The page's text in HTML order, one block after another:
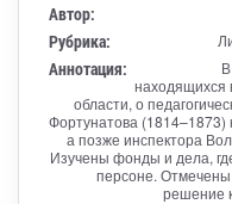
Автор:
Рубрика:
Аннотация:
находящихся
области, о
Фортунатова (1814–1873)
а позже инспектора
Изучены фонды и дела,
персоне.
решение